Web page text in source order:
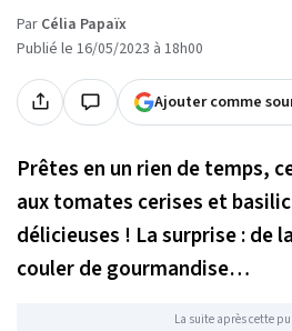
Par Célia Papaïx
Publié le 16/05/2023 à 18h00
Ajouter comme
Prêtes en un rien de temps,
aux tomates cerises et
délicieuses ! La surprise : de
couler de gourmandise…
La suite après cette